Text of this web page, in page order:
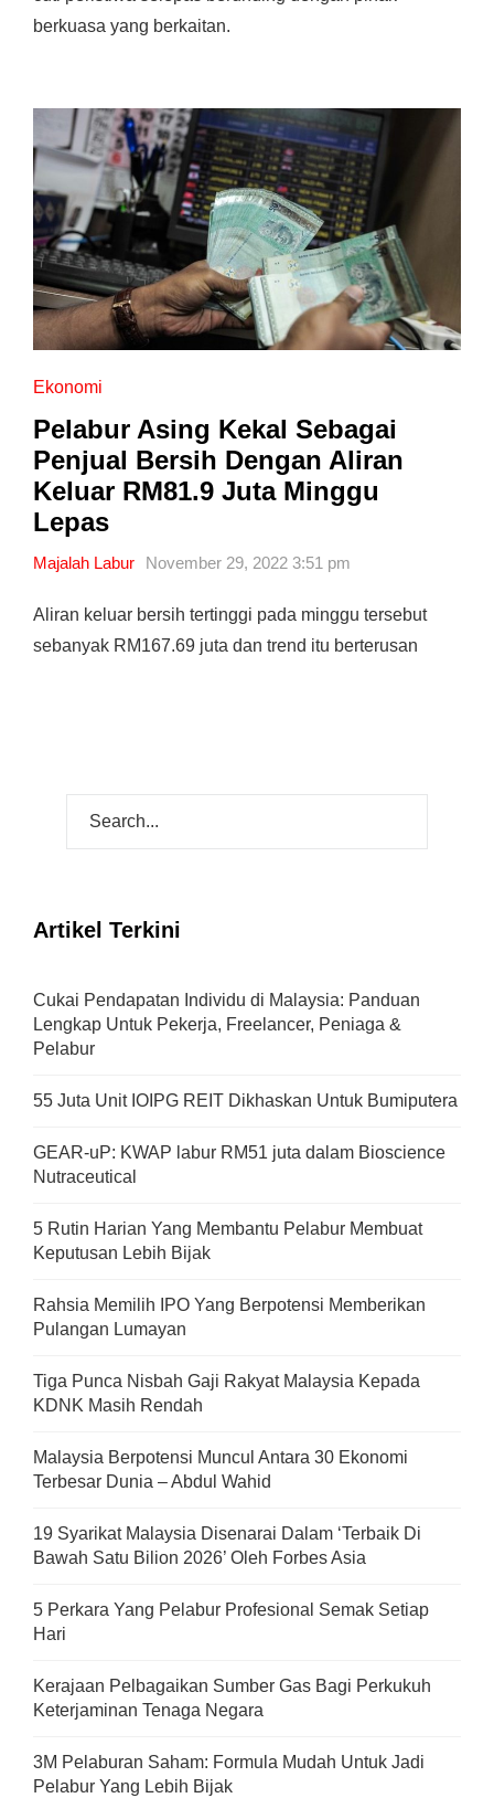
berkuasa yang berkaitan.
Ekonomi
Pelabur Asing Kekal Sebagai
Penjual Bersih Dengan Aliran
Keluar RM81.9 Juta Minggu
Lepas
Majalah Labur November 29, 2022 3:51 pm
Aliran keluar bersih tertinggi pada minggu tersebut
sebanyak RM167.69 juta dan trend itu berterusan
Artikel Terkini
Cukai Pendapatan Individu di Malaysia: Panduan
Lengkap Untuk Pekerja, Freelancer, Peniaga &
Pelabur
55 Juta Unit IOIPG REIT Dikhaskan Untuk Bumiputera
GEAR-uP: KWAP labur RM51 juta dalam Bioscience
Nutraceutical
5 Rutin Harian Yang Membantu Pelabur Membuat
Keputusan Lebih Bijak
Rahsia Memilih IPO Yang Berpotensi Memberikan
Pulangan Lumayan
Tiga Punca Nisbah Gaji Rakyat Malaysia Kepada
KDNK Masih Rendah
Malaysia Berpotensi Muncul Antara 30 Ekonomi
Terbesar Dunia – Abdul Wahid
19 Syarikat Malaysia Disenarai Dalam ‘Terbaik Di
Bawah Satu Bilion 2026’ Oleh Forbes Asia
5 Perkara Yang Pelabur Profesional Semak Setiap
Hari
Kerajaan Pelbagaikan Sumber Gas Bagi Perkukuh
Keterjaminan Tenaga Negara
3M Pelaburan Saham: Formula Mudah Untuk Jadi
Pelabur Yang Lebih Bijak